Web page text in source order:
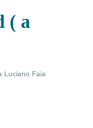
( a
Luciano Faia